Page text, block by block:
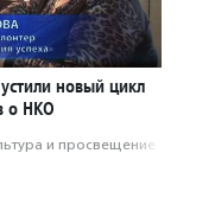
новый цикл
о НКО
и просвещение